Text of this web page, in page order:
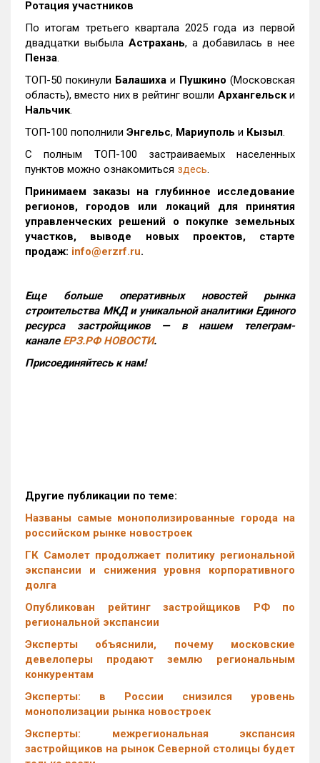
Ротация участников
По итогам третьего квартала 2025 года из первой
двадцатки выбыла Астрахань, а добавилась в нее
Пенза.
ТОП-50 покинули Балашиха и Пушкино (Московская
область), вместо них в рейтинг вошли Архангельски
Нальчик.
ТОП-100 пополнили Энгельс, Мариуполь и Кызыл.
С полным ТОП-100 застраиваемых населенных
пунктов можно ознакомиться здесь.
Принимаем заказы на глубинное исследование
регионов, городов или локаций для принятия
управленческих решений о покупке земельных
участков, выводе новых проектов, старте
продаж: info@erzrf.ru.
Еще больше оперативных новостей рынка
строительства МКД и уникальной аналитики Единого
ресурса застройщиков — в нашем телеграм-
канале ЕРЗ.РФ НОВОСТИ.
Присоединяйтесь к нам!
Другие публикации по теме:
Названы самые монополизированные города на
российском рынке новостроек
ГК Самолет продолжает политику региональной
экспансии и снижения уровня корпоративного
долга
Опубликован рейтинг застройщиков РФ по
региональной экспансии
Эксперты объяснили, почему московские
девелоперы продают землю региональным
конкурентам
Эксперты: в России снизился уровень
монополизации рынка новостроек
Эксперты: межрегиональная экспансия
застройщиков на рынок Северной столицы будет